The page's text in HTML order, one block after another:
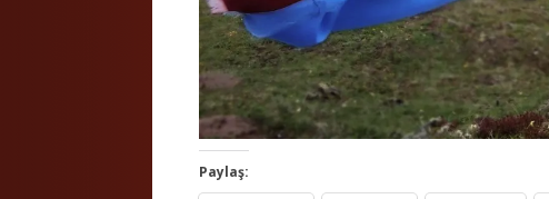
Paylaş: